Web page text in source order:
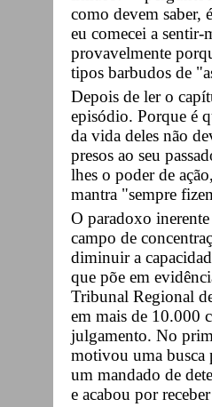
como devem saber,
eu comecei a
provavelmente
tipos barbudos de
Depois de ler o
episódio. Porque é
da vida deles não
presos ao seu
lhes o poder de
mantra "sempre
O paradoxo
campo de
diminuir a
que põe em
Tribunal Regional
em mais de 10.000
julgamento. No
motivou uma busca
um mandado de
e acabou por